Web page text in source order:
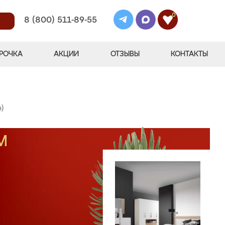
8 (800) 511-89-55
0
АКЦИИ ОТЗЫВЫ КОНТАКТЫ